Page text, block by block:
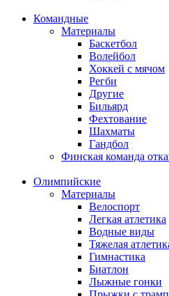
Командные
Материалы
Баскетбол
Волейбол
Хоккей с мячом
Регби
Другие
Бильярд
Фехтование
Шахматы
Гандбол
Финская команда
Олимпийские
Материалы
Велоспорт
Легкая атлетика
Водные виды
Тяжелая
Гимнастика
Биатлон
Лыжные гонки